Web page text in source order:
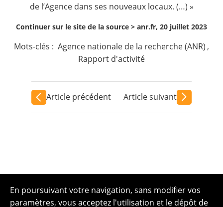
de l’Agence dans ses nouveaux locaux. (…) »
Continuer sur le site de la source > anr.fr, 20 juillet 2023
Mots-clés : Agence nationale de la recherche (ANR) ,
Rapport d'activité
Article précédent Article suivant
En poursuivant votre navigation, sans modifier vos
paramètres, vous acceptez l'utilisation et le dépôt de